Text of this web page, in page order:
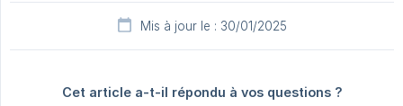
Mis à jour le : 30/01/2025
Cet article a-t-il répondu à vos questions ?